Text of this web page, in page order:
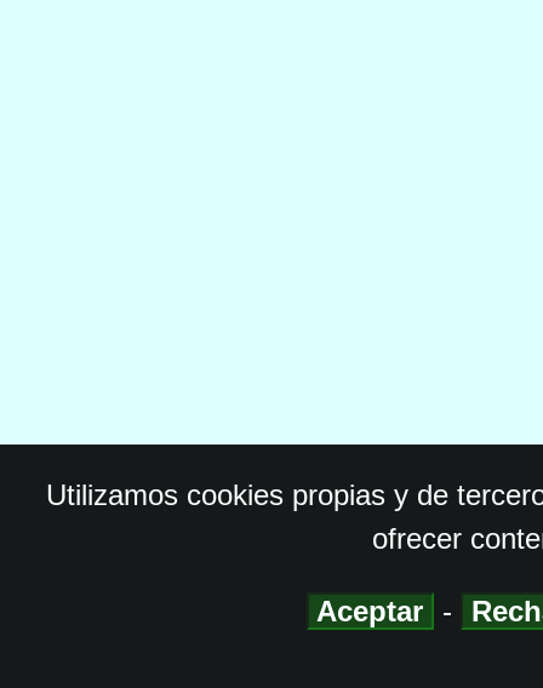
Utilizamos cookies propias y de
ofrecer
Aceptar -